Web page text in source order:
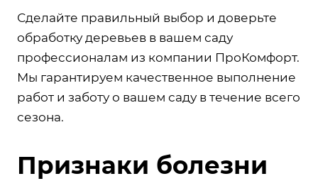
Сделайте правильный выбор и доверьте
обработку деревьев в вашем саду
профессионалам из компании ПроКомфорт.
Мы гарантируем качественное выполнение
работ и заботу о вашем саду в течение всего
сезона.
Признаки болезни